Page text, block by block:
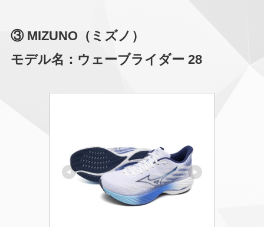
③ MIZUNO（ミズノ）
モデル名：ウェーブライダー 28